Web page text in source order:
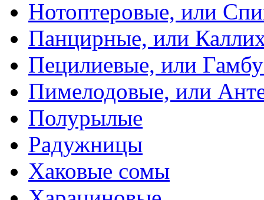
Нотоптеровые, или
Панцирные, или
Пецилиевые, или
Пимелодовые, или
Полурылые
Радужницы
Хаковые сомы